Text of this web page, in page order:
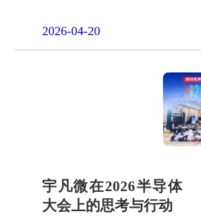
2026-04-20
宇凡微在2026半导体
大会上的思考与行动